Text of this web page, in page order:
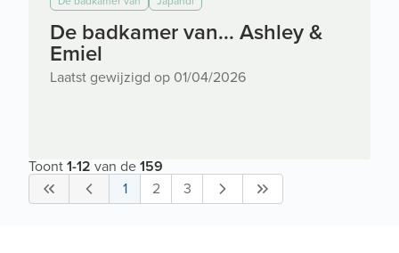
De badkamer van... Ashley &
Emiel
Laatst gewijzigd op 01/04/2026
Toont1-12 van de159
1
2 3